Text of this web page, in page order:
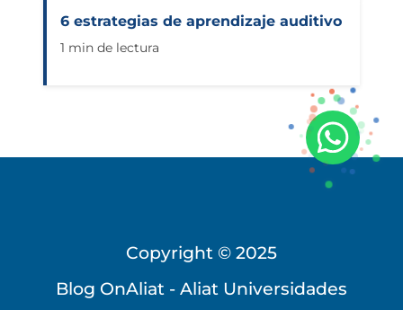
6 estrategias de aprendizaje auditivo
1 min de lectura
Copyright © 2025
Blog OnAliat - Aliat Universidades